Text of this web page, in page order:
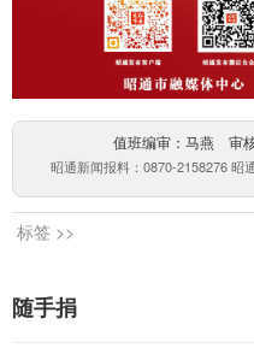
值班编审：马燕 审
昭通新闻报料：0870-2158276 昭
标签 >>
随手捐